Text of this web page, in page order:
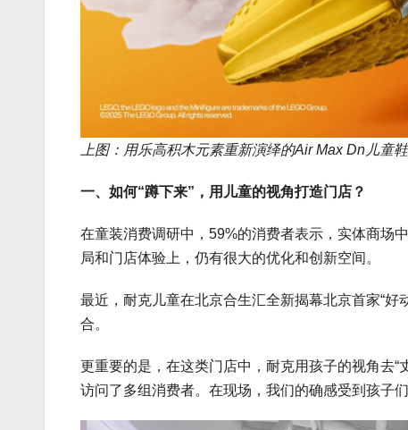
上图：用乐高积木元素重新演绎的Air Max Dn儿童
一、如何“蹲下来”，用儿童的视角打造门店？
在童装消费调研中，59%的消费者表示，实体商场
局和门店体验上，仍有很大的优化和创新空间。
最近，耐克儿童在北京合生汇全新揭幕北京首家“
合。
更重要的是，在这类门店中，耐克用孩子的视角去
访问了多组消费者。在现场，我们的确感受到孩子